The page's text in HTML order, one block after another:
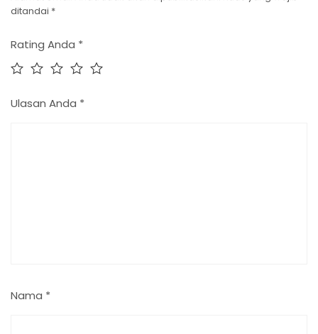
ditandai *
Rating Anda *
Ulasan Anda *
Nama *